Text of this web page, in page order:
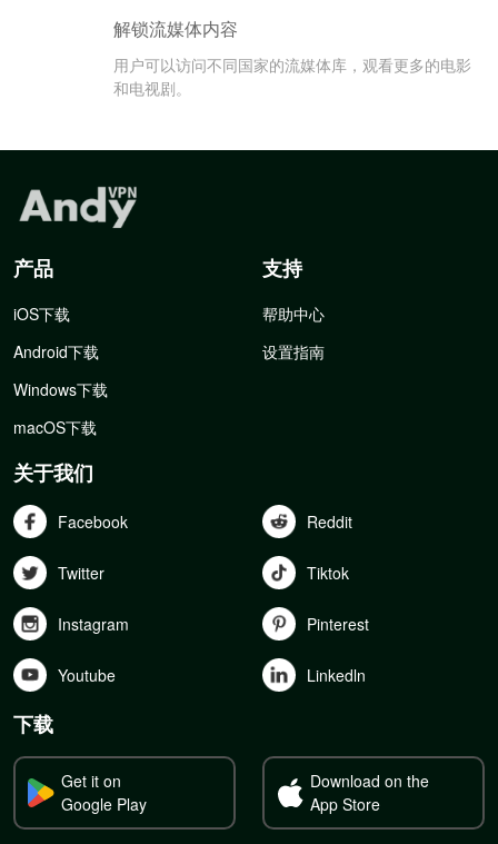
解锁流媒体内容
用户可以访问不同国家的流媒体库，观看更多的电影
和电视剧。
产品
iOS下载
Android下载
Windows下载
macOS下载
支持
帮助中心
设置指南
关于我们
Facebook Reddit
Twitter Tiktok
Instagram Pinterest
Youtube Linkedln
下载
Get it on
Google Play
Download on the
App Store